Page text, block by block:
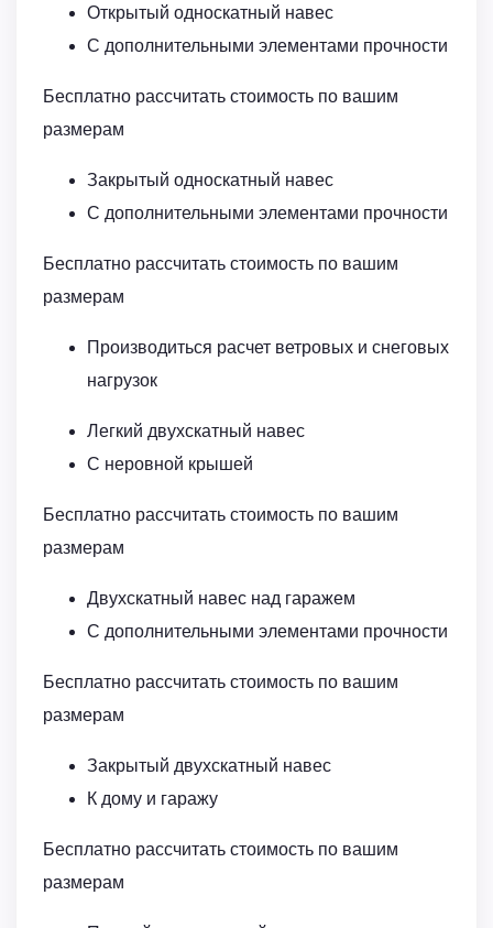
Открытый односкатный навес
С дополнительными элементами прочности
Бесплатно рассчитать стоимость по вашим
размерам
Закрытый односкатный навес
С дополнительными элементами прочности
Бесплатно рассчитать стоимость по вашим
размерам
Производиться расчет ветровых и снеговых
нагрузок
Легкий двухскатный навес
С неровной крышей
Бесплатно рассчитать стоимость по вашим
размерам
Двухскатный навес над гаражем
С дополнительными элементами прочности
Бесплатно рассчитать стоимость по вашим
размерам
Закрытый двухскатный навес
К дому и гаражу
Бесплатно рассчитать стоимость по вашим
размерам